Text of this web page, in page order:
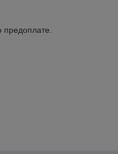
предоплате.